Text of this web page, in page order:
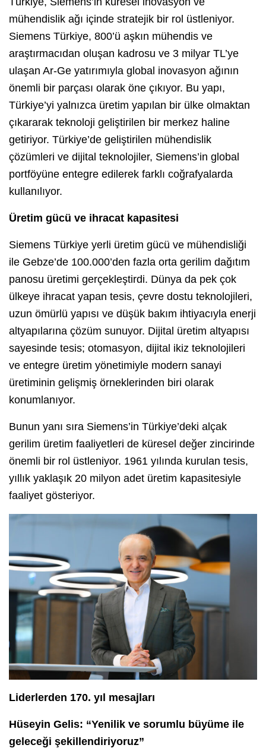
mühendislik ağı içinde stratejik bir rol üstleniyor.
Siemens Türkiye, 800’ü aşkın mühendis ve
araştırmacıdan oluşan kadrosu ve 3 milyar TL’ye
ulaşan Ar-Ge yatırımıyla global inovasyon ağının
önemli bir parçası olarak öne çıkıyor. Bu yapı,
Türkiye’yi yalnızca üretim yapılan bir ülke olmaktan
çıkararak teknoloji geliştirilen bir merkez haline
getiriyor. Türkiye’de geliştirilen mühendislik
çözümleri ve dijital teknolojiler, Siemens’in global
portföyüne entegre edilerek farklı coğrafyalarda
kullanılıyor.
Üretim gücü ve ihracat kapasitesi
Siemens Türkiye yerli üretim gücü ve mühendisliği
ile Gebze’de 100.000’den fazla orta gerilim dağıtım
panosu üretimi gerçekleştirdi. Dünya da pek çok
ülkeye ihracat yapan tesis, çevre dostu teknolojileri,
uzun ömürlü yapısı ve düşük bakım ihtiyacıyla enerji
altyapılarına çözüm sunuyor. Dijital üretim altyapısı
sayesinde tesis; otomasyon, dijital ikiz teknolojileri
ve entegre üretim yönetimiyle modern sanayi
üretiminin gelişmiş örneklerinden biri olarak
konumlanıyor.
Bunun yanı sıra Siemens’in Türkiye’deki alçak
gerilim üretim faaliyetleri de küresel değer zincirinde
önemli bir rol üstleniyor. 1961 yılında kurulan tesis,
yıllık yaklaşık 20 milyon adet üretim kapasitesiyle
faaliyet gösteriyor.
Liderlerden 170. yıl mesajları
Hüseyin Gelis: “Yenilik ve sorumlu büyüme ile
geleceği şekillendiriyoruz”